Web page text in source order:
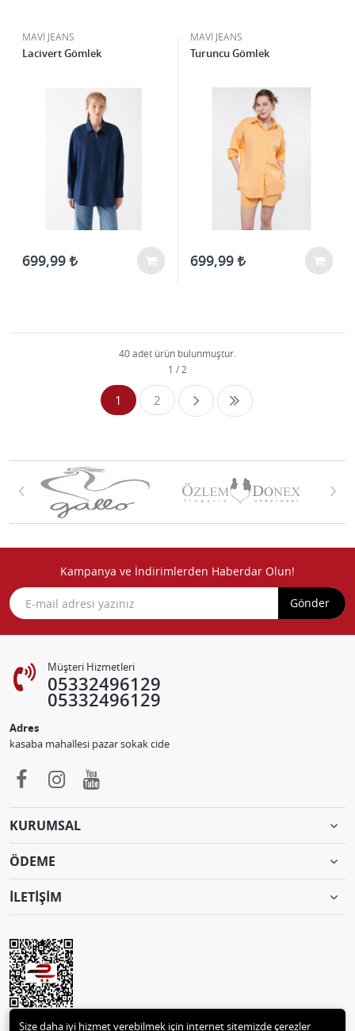
MAVİ JEANS
Lacivert Gömlek
699,99
MAVİ JEANS
Turuncu Gömlek
699,99
40 adet ürün bulunmuştur.
1 2
Kampanya ve İndirimlerden Haberdar Olun!
Gönder
Müşteri Hizmetleri
05332496129
05332496129
Adres
kasaba mahallesi pazar sokak cide
KURUMSAL
ÖDEME
İLETİŞİM
Size daha iyi hizmet verebilmek için internet sitemizde çerezler